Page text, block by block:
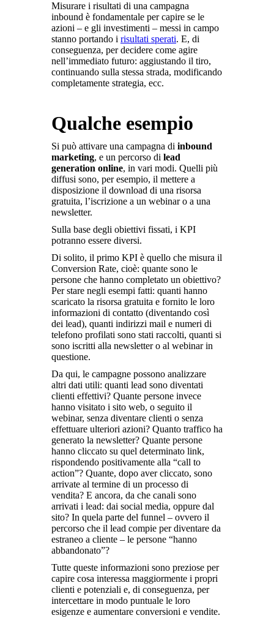
Misurare i risultati di una campagna
inbound è fondamentale per capire se le
azioni – e gli investimenti – messi in campo
stanno portando i risultati sperati. E, di
conseguenza, per decidere come agire
nell’immediato futuro: aggiustando il tiro,
continuando sulla stessa strada, modificando
completamente strategia, ecc.
Qualche esempio
Si può attivare una campagna di inbound
marketing, e un percorso di lead
generation online, in vari modi. Quelli più
diffusi sono, per esempio, il mettere a
disposizione il download di una risorsa
gratuita, l’iscrizione a un webinar o a una
newsletter.
Sulla base degli obiettivi fissati, i KPI
potranno essere diversi.
Di solito, il primo KPI è quello che misura il
Conversion Rate, cioè: quante sono le
persone che hanno completato un obiettivo?
Per stare negli esempi fatti: quanti hanno
scaricato la risorsa gratuita e fornito le loro
informazioni di contatto (diventando così
dei lead), quanti indirizzi mail e numeri di
telefono profilati sono stati raccolti, quanti si
sono iscritti alla newsletter o al webinar in
questione.
Da qui, le campagne possono analizzare
altri dati utili: quanti lead sono diventati
clienti effettivi? Quante persone invece
hanno visitato i sito web, o seguito il
webinar, senza diventare clienti o senza
effettuare ulteriori azioni? Quanto traffico ha
generato la newsletter? Quante persone
hanno cliccato su quel determinato link,
rispondendo positivamente alla “call to
action”? Quante, dopo aver cliccato, sono
arrivate al termine di un processo di
vendita? E ancora, da che canali sono
arrivati i lead: dai social media, oppure dal
sito? In quela parte del funnel – ovvero il
percorso che il lead compie per diventare da
estraneo a cliente – le persone “hanno
abbandonato”?
Tutte queste informazioni sono preziose per
capire cosa interessa maggiormente i propri
clienti e potenziali e, di conseguenza, per
intercettare in modo puntuale le loro
esigenze e aumentare conversioni e vendite.